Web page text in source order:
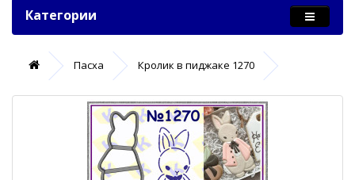
Категории
Пасха Кролик в пиджаке 1270